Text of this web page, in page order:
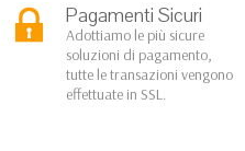
Pagamenti Sicuri
Adottiamo le più sicure
soluzioni di pagamento,
tutte le transazioni vengono
effettuate in SSL.